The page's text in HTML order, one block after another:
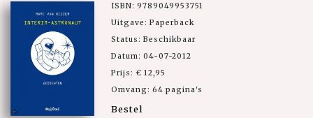
ISBN: 9789049953751
Uitgave: Paperback
Status: Beschikbaar
Datum: 04-07-2012
Prijs: € 12,95
Omvang: 64 pagina's
Bestel